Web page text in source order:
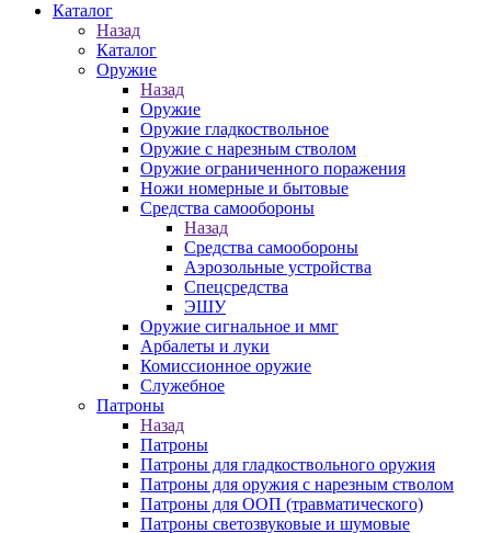
Каталог
Назад
Каталог
Оружие
Назад
Оружие
Оружие гладкоствольное
Оружие с нарезным стволом
Оружие ограниченного поражения
Ножи номерные и бытовые
Средства самообороны
Назад
Средства самообороны
Аэрозольные устройства
Спецсредства
ЭШУ
Оружие сигнальное и ммг
Арбалеты и луки
Комиссионное оружие
Служебное
Патроны
Назад
Патроны
Патроны для гладкоствольного оружия
Патроны для оружия с нарезным стволом
Патроны для ООП (травматического)
Патроны светозвуковые и шумовые